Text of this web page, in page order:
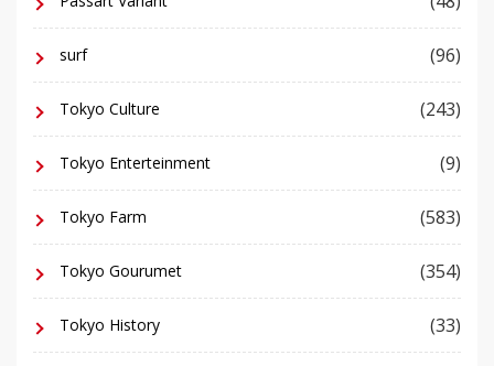
surf (96)
Tokyo Culture (243)
Tokyo Enterteinment (9)
Tokyo Farm (583)
Tokyo Gourumet (354)
Tokyo History (33)